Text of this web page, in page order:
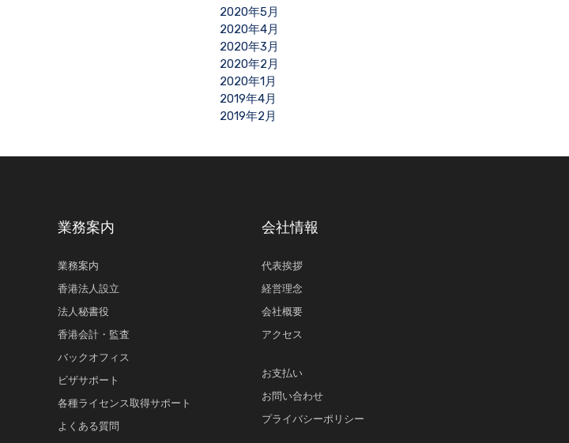
2020年5月
2020年4月
2020年3月
2020年2月
2020年1月
2019年4月
2019年2月
業務案内
業務案内
香港法人設立
法人秘書役
香港会計・監査
バックオフィス
ビザサポート
各種ライセンス取得サポート
よくある質問
会社情報
代表挨拶
経営理念
会社概要
アクセス
お支払い
お問い合わせ
プライバシーポリシー